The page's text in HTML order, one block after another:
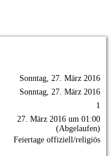
Sonntag, 27. März 2016
Sonntag, 27. März 2016
1
27. März 2016 um 01:00
(Abgelaufen)
Feiertage offiziell/religiös